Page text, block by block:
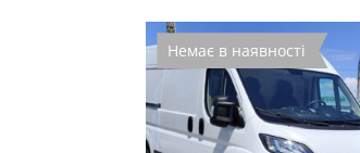
Немає в наявності